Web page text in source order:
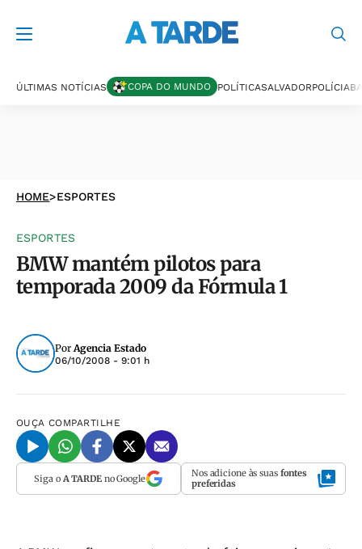
ÚLTIMAS NOTÍCIAS COPA DO MUNDO POLÍTICASALVADORPOLÍCIA
HOME>ESPORTES
ESPORTES
BMW mantém pilotos para
temporada 2009 da Fórmula 1
PorAgencia Estado
06/10/2008 - 9:01 h
OUÇA COMPARTILHE
Siga o A TARDEno Google Nos adicione às suas fontes
preferidas